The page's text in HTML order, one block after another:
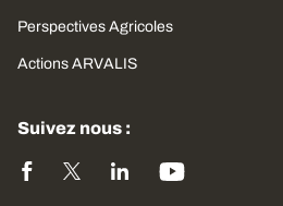
Perspectives Agricoles
Actions ARVALIS
Suivez nous :